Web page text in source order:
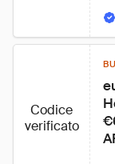
Codice
verificato